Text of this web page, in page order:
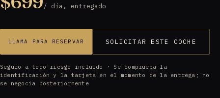
/ día, entregado
LLAMA PARA RESERVAR SOLICITAR ESTE COCHE
Seguro a todo riesgo incluido · Se comprueba la
identificación y la tarjeta en el momento de la entrega; no
se negocia posteriormente